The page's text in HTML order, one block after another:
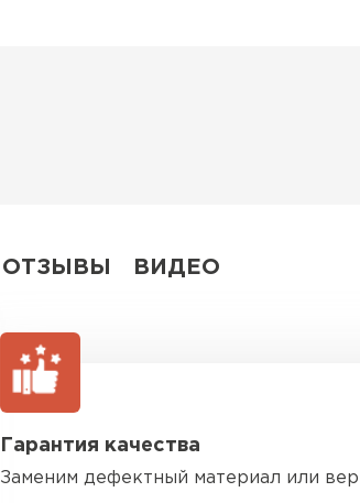
ОТЗЫВЫ ВИДЕО
Гарантия качества
Заменим дефектный материал или